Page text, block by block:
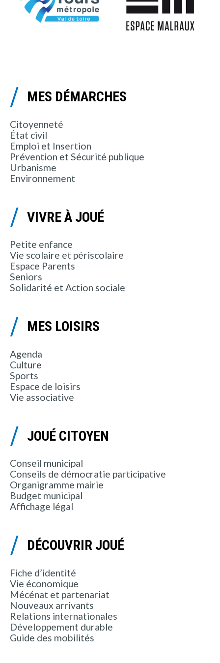
MES DÉMARCHES
Citoyenneté
État civil
Emploi et Insertion
Prévention et Sécurité publique
Urbanisme
Environnement
VIVRE À JOUÉ
Petite enfance
Vie scolaire et périscolaire
Espace Parents
Seniors
Solidarité et Action sociale
MES LOISIRS
Agenda
Culture
Sports
Espace de loisirs
Vie associative
JOUÉ CITOYEN
Conseil municipal
Conseils de démocratie participative
Organigramme mairie
Budget municipal
Affichage légal
DÉCOUVRIR JOUÉ
Fiche d’identité
Vie économique
Mécénat et partenariat
Nouveaux arrivants
Relations internationales
Développement durable
Guide des mobilités